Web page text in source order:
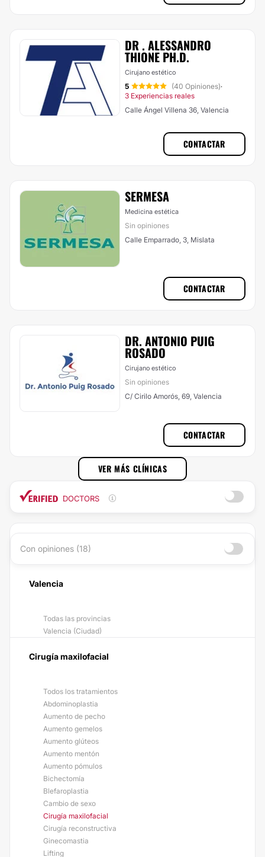
DR . ALESSANDRO
THIONE PH.D.
Cirujano estético
5 (40 Opiniones)·
3 Experiencias reales
Calle Ángel Villena 36, Valencia
CONTACTAR
SERMESA
Medicina estética
Sin opiniones
Calle Emparrado, 3, Mislata
CONTACTAR
DR. ANTONIO PUIG
ROSADO
Cirujano estético
Sin opiniones
C/ Cirilo Amorós, 69, Valencia
CONTACTAR
VER MÁS CLÍNICAS
DOCTORS
Con opiniones (18)
Valencia
Todas las provincias
Valencia (Ciudad)
Cirugía maxilofacial
Todos los tratamientos
Abdominoplastia
Aumento de pecho
Aumento gemelos
Aumento glúteos
Aumento mentón
Aumento pómulos
Bichectomía
Blefaroplastia
Cambio de sexo
Cirugía maxilofacial
Cirugía reconstructiva
Ginecomastia
Lifting